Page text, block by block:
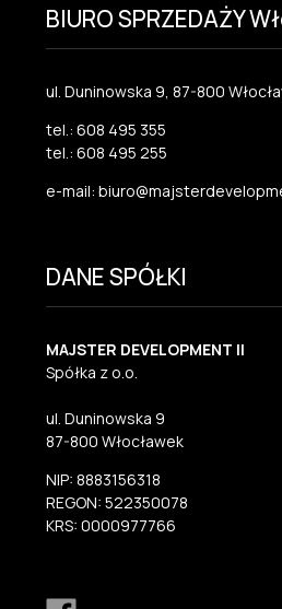
BIURO SPRZEDAŻY
ul. Duninowska 9, 87-800
tel.: 608 495 355
tel.: 608 495 255
e-mail:
DANE SPÓŁKI
MAJSTER DEVELOPMENT II
Spółka z o.o.
ul. Duninowska 9
87-800 Włocławek
NIP: 8883156318
REGON: 522350078
KRS: 0000977766